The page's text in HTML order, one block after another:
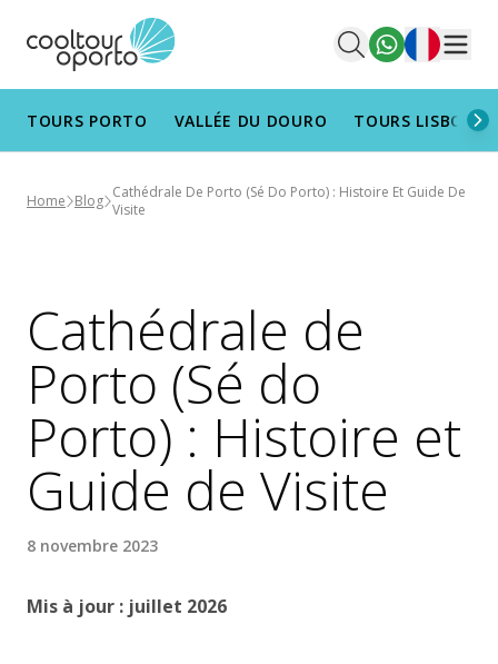
Français
TOURS PORTO VALLÉE DU DOURO TOURS
Home Blog Cathédrale De Porto (Sé Do Porto) : Histoire Et Guide De
Visite
Cathédrale de
Porto (Sé do
Porto) : Histoire et
Guide de Visite
8 novembre 2023
Mis à jour : juillet 2026